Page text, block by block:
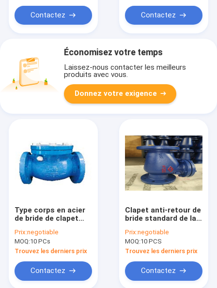
Contactez Contactez
Économisez votre temps
Laissez-nous contacter les meilleurs
produits avec vous.
Donnez votre exigence
Type corps en acier
de bride de clapet
l'oscillation Dn50 de
fonte de Seat en
métal
Prix:negotiable
MOQ:10 PCs
Trouvez les derniers prix
Contactez
Clapet anti-retour de
bride standard de la
gigaoctet pour les
tuyaux horizontaux
et verticaux
Prix:negotiable
MOQ:10 PCS
Trouvez les derniers prix
Contactez